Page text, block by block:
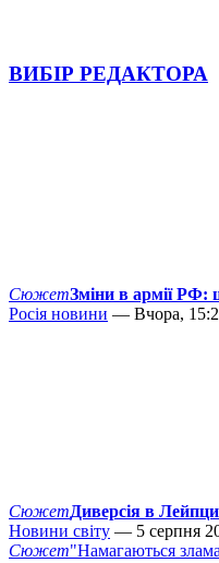
ВИБІР РЕДАКТОРА
СюжетЗміни в армії РФ:
Росія новини — Вчора,
СюжетДиверсія в
Новини світу — 5 серпня
Сюжет"Намагаються